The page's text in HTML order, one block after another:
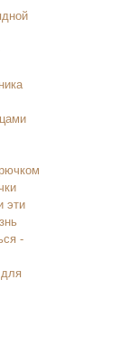
эти
-